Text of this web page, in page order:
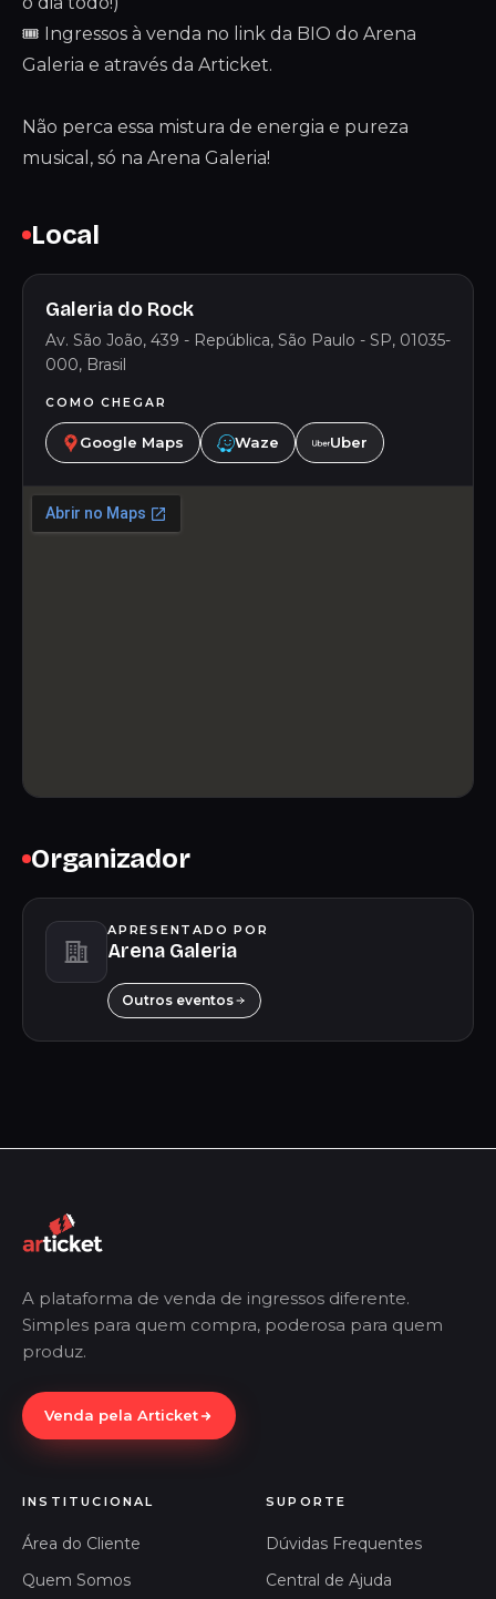
🎟 Ingressos à venda no link da BIO do Arena
Galeria e através da Articket.
Não perca essa mistura de energia e pureza
musical, só na Arena Galeria!
Local
Galeria do Rock
Av. São João, 439 - República, São Paulo - SP, 01035-
000, Brasil
COMO CHEGAR
Google Maps Waze Uber
Organizador
APRESENTADO POR
Arena Galeria
Outros eventos
A plataforma de venda de ingressos diferente.
Simples para quem compra, poderosa para quem
produz.
Venda pela Articket
INSTITUCIONAL
Área do Cliente
Quem Somos
SUPORTE
Dúvidas Frequentes
Central de Ajuda